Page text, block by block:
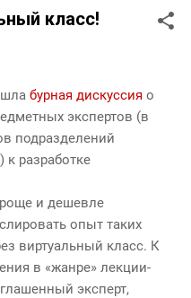
класс!
бурная дискуссия о
экспертов (в
подразделений
к разработке
и дешевле
опыт таких
виртуальный класс. К
в «жанре» лекции-
эксперт,